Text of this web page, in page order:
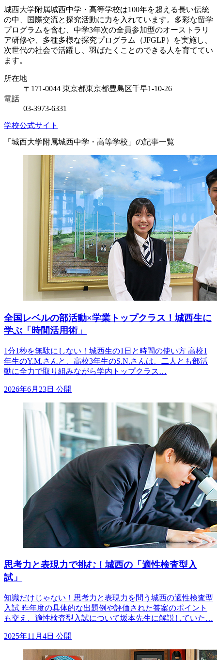
城西大学附属城西中学・高等学校は100年を超える長い伝統
の中、国際交流と探究活動に力を入れています。多彩な留学
プログラムを含む、中学3年次の全員参加型のオーストラリ
ア研修や、多種多様な探究プログラム（JFGLP）を実施し、
次世代の社会で活躍し、羽ばたくことのできる人を育ててい
ます。
所在地
〒171-0044 東京都東京都豊島区千早1-10-26
電話
03-3973-6331
学校公式サイト
「城西大学附属城西中学・高等学校」の記事一覧
全国レベルの部活動×学業トップクラス！城西生に
学ぶ「時間活用術」
1分1秒を無駄にしない！城西生の1日と時間の使い方 高校1
年生のY.M.さんと、高校3年生のS.N.さんは、二人とも部活
動に全力で取り組みながら学内トップクラス…
2026年6月23日 公開
思考力と表現力で挑む！城西の「適性検査型入
試」
知識だけじゃない！思考力と表現力を問う城西の適性検査型
入試 昨年度の具体的な出題例や評価された答案のポイント
も交え、適性検査型入試について坂本先生に解説していた…
2025年11月4日 公開